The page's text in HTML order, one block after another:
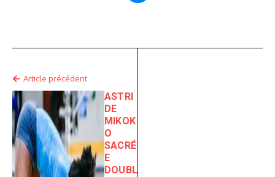
Article précédent
ASTRI
DE
MIKOK
O
SACRÉ
E
DOUBL